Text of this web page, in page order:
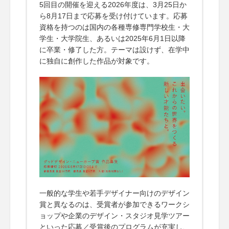
5回目の開催を迎える2026年度は、3月25日か
ら8月17日まで応募を受け付けています。応募
資格を持つのは国内の各種専修専門学校生・大
学生・大学院生、あるいは2025年6月1日以降
に卒業・修了した方。テーマは設けず、在学中
に独自に創作した作品が対象です。
一般的な学生や若手デザイナー向けのデザイン
賞と異なるのは、受賞者が参加できるワークシ
ョップや企業のデザイン・スタジオ見学ツアー
といった応募／受賞後のプログラムが充実し、